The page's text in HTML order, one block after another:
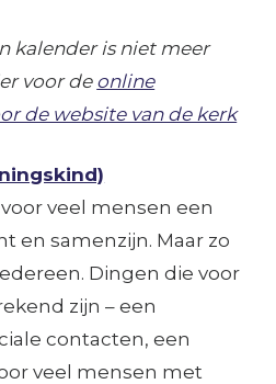
kalender is niet meer
voor de online
de website van de kerk
veel mensen een
en samenzijn. Maar zo
Dingen die voor
zijn – een
contacten, een
veel mensen met